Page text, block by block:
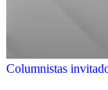
Columnistas